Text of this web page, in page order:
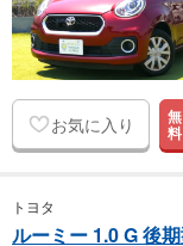
お気に入り 無
料
トヨタ
ルーミー 1.0 G 後